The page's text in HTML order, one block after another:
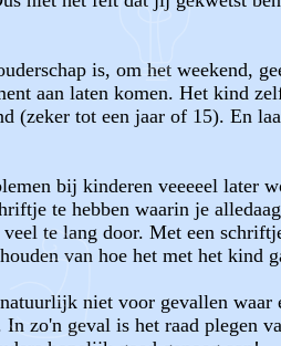
is, om het weekend,
aan laten komen. Het kind
tot een jaar of 15). En
bij kinderen veeeeel later
te hebben waarin je
te lang door. Met een
van hoe het met het kind
niet voor gevallen waar
zo'n geval is het raad plegen